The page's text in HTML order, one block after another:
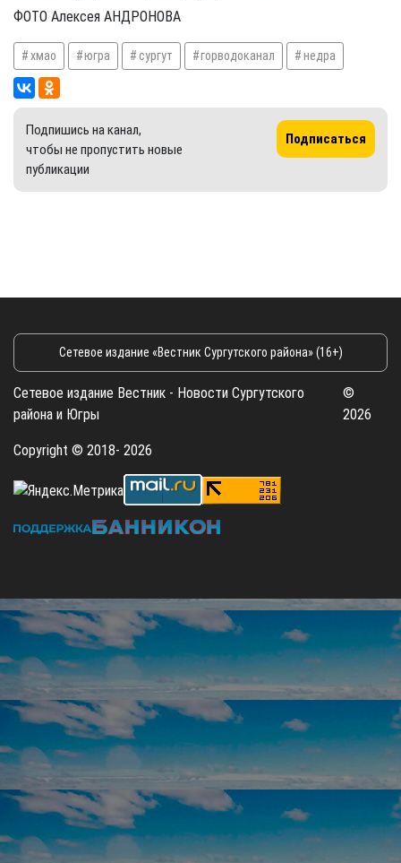
ФОТО Алексея АНДРОНОВА
хмао югра сургут горводоканал недра
Подпишись на канал,
чтобы не пропустить новые
публикации
Подписаться
Сетевое издание «Вестник Сургутского района» (16+)
Сетевое издание Вестник - Новости Сургутского
района и Югры
©
2026
Copyright © 2018- 2026